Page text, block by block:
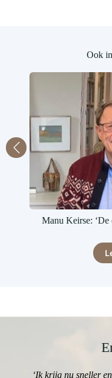
Ook
Manu Keirse: ‘De
‘Ik krijg nu sneller